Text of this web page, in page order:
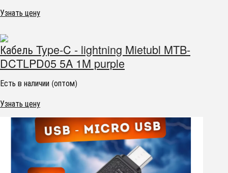
Узнать цену
Кабель Type-C - lightning Mietubl MTB-
DCTLPD05 5A 1M purple
Есть в наличии (оптом)
Узнать цену